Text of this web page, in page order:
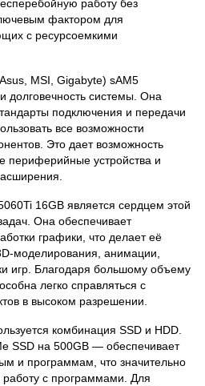
работу без
фактором для
с ресурсоемкими
MSI, Gigabyte) sAM5
долговечность системы. Она
подключения и передачи
все возможности
Это дает возможность
периферийные устройства и
16GB является сердцем этой
Она обеспечивает
графики, что делает её
моделирования, анимации,
игр. Благодаря большому объему
легко справляться с
в высоком разрешении.
комбинация SSD и HDD.
SSD на 500GB — обеспечивает
и программам, что значительно
работу с программами. Для